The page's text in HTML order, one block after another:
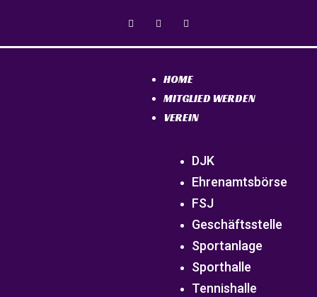
HOME
MITGLIED WERDEN
VEREIN
DJK
Ehrenamtsbörse
FSJ
Geschäftsstelle
Sportanlage
Sporthalle
Tennishalle